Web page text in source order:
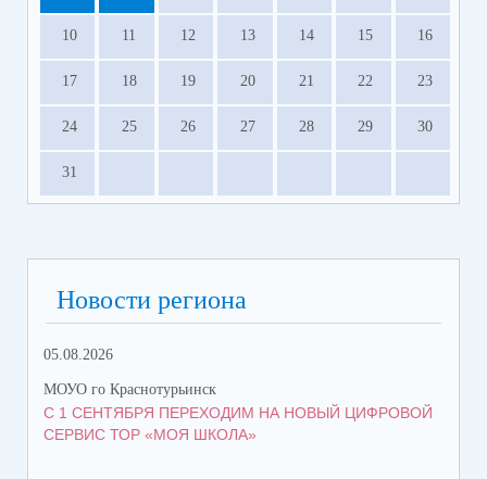
10 11 12 13 14 15 16
17 18 19 20 21 22 23
24 25 26 27 28 29 30
31
Новости региона
05.08.2026
МОУО го Краснотурьинск
С 1 СЕНТЯБРЯ ПЕРЕХОДИМ НА НОВЫЙ ЦИФРОВОЙ
СЕРВИС ТОР «МОЯ ШКОЛА»